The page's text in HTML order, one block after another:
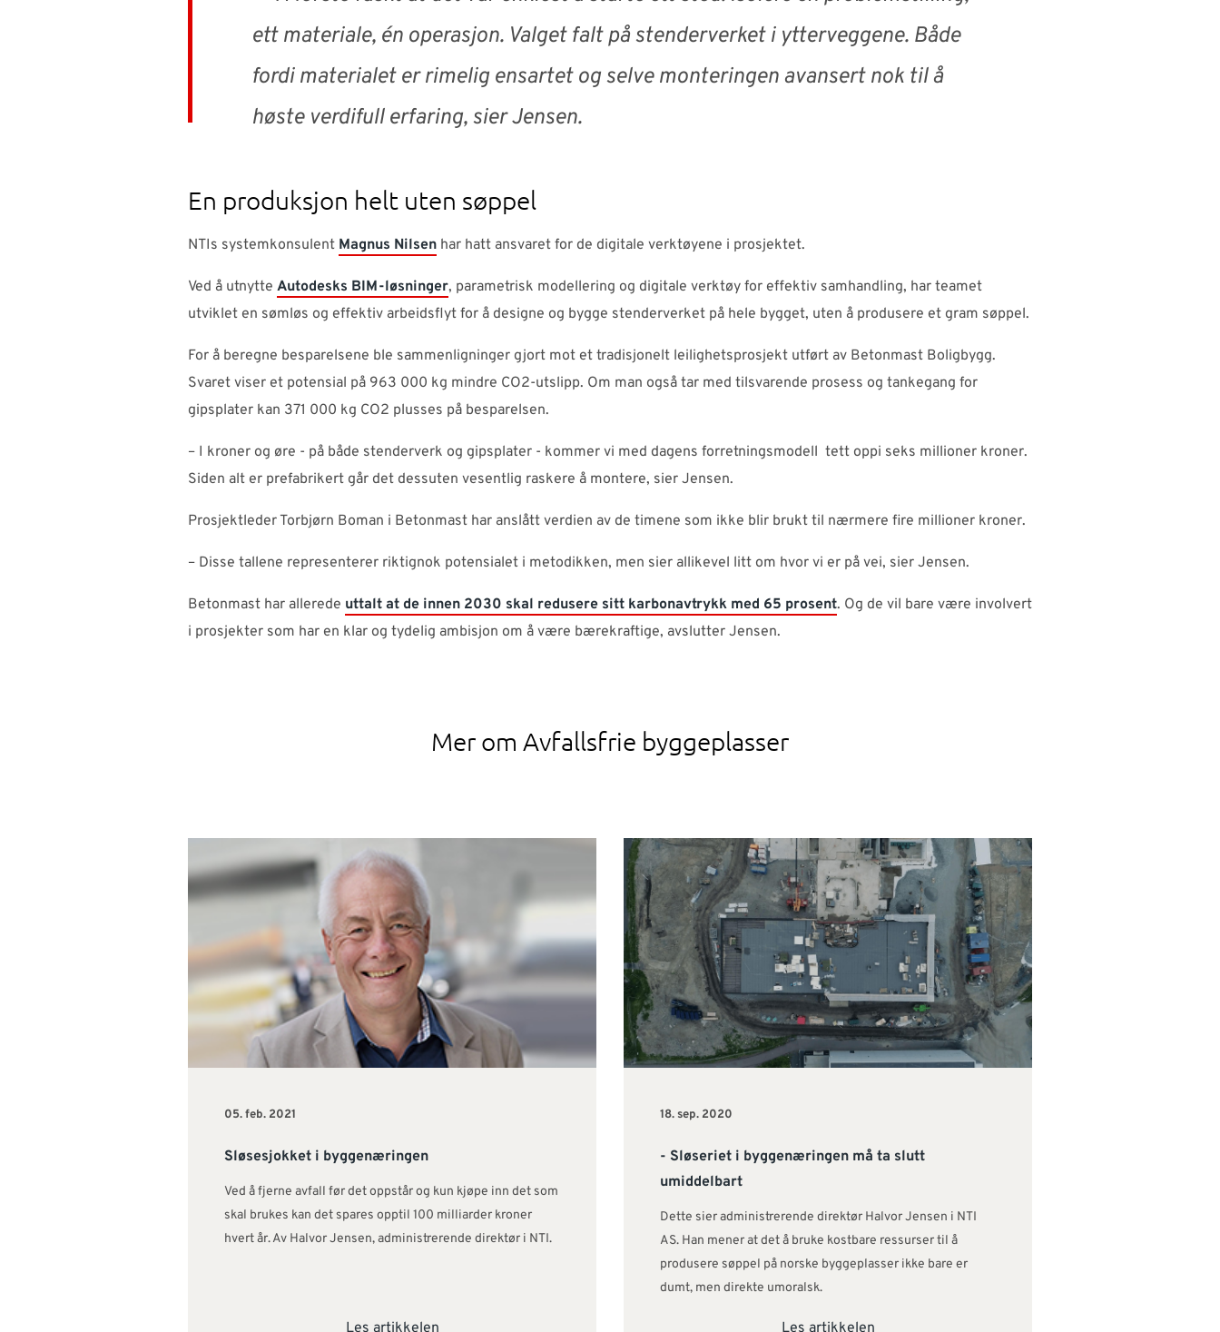
ett materiale, én operasjon. Valget falt på stenderverket i ytterveggene. Både
fordi materialet er rimelig ensartet og selve monteringen avansert nok til å
høste verdifull erfaring, sier Jensen.
En produksjon helt uten søppel
NTIs systemkonsulent Magnus Nilsen har hatt ansvaret for de digitale verktøyene i prosjektet.
Ved å utnytte Autodesks BIM-løsninger, parametrisk modellering og digitale verktøy for effektiv samhandling, har teamet
utviklet en sømløs og effektiv arbeidsflyt for å designe og bygge stenderverket på hele bygget, uten å produsere et gram søppel.
For å beregne besparelsene ble sammenligninger gjort mot et tradisjonelt leilighetsprosjekt utført av Betonmast Boligbygg.
Svaret viser et potensial på 963 000 kg mindre CO2-utslipp. Om man også tar med tilsvarende prosess og tankegang for
gipsplater kan 371 000 kg CO2 plusses på besparelsen.
– I kroner og øre - på både stenderverk og gipsplater - kommer vi med dagens forretningsmodell tett oppi seks millioner kroner.
Siden alt er prefabrikert går det dessuten vesentlig raskere å montere, sier Jensen.
Prosjektleder Torbjørn Boman i Betonmast har anslått verdien av de timene som ikke blir brukt til nærmere fire millioner kroner.
– Disse tallene representerer riktignok potensialet i metodikken, men sier allikevel litt om hvor vi er på vei, sier Jensen.
Betonmast har allerede uttalt at de innen 2030 skal redusere sitt karbonavtrykk med 65 prosent. Og de vil bare være involvert
i prosjekter som har en klar og tydelig ambisjon om å være bærekraftige, avslutter Jensen.
Mer om Avfallsfrie byggeplasser
05. feb. 2021
Sløsesjokket i byggenæringen
Ved å fjerne avfall før det oppstår og kun kjøpe inn det som
skal brukes kan det spares opptil 100 milliarder kroner
hvert år. Av Halvor Jensen, administrerende direktør i NTI.
18. sep. 2020
- Sløseriet i byggenæringen må ta slutt
umiddelbart
Dette sier administrerende direktør Halvor Jensen i NTI
AS. Han mener at det å bruke kostbare ressurser til å
produsere søppel på norske byggeplasser ikke bare er
dumt, men direkte umoralsk.